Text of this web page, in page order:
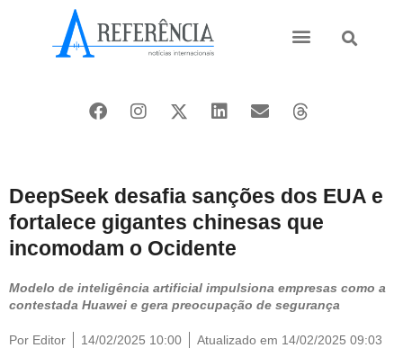
DeepSeek desafia sanções dos EUA e
fortalece gigantes chinesas que
incomodam o Ocidente
Modelo de inteligência artificial impulsiona empresas como a
contestada Huawei e gera preocupação de segurança
Por Editor 14/02/2025 10:00 Atualizado em 14/02/2025 09:03